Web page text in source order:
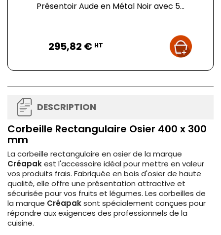
Présentoir Aude en Métal Noir avec 5...
295,82 € HT
DESCRIPTION
Corbeille Rectangulaire Osier 400 x 300
mm
La corbeille rectangulaire en osier de la marque
Créapakest l'accessoire idéal pour mettre en valeur
vos produits frais. Fabriquée en bois d'osier de haute
qualité, elle offre une présentation attractive et
sécurisée pour vos fruits et légumes. Les corbeilles de
la marque Créapaksont spécialement conçues pour
répondre aux exigences des professionnels de la
cuisine.